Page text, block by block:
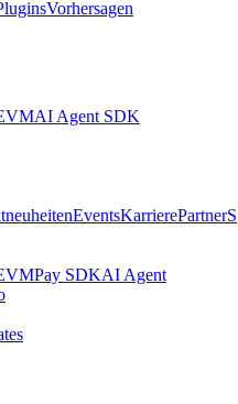
Vorhersagen
AI Agent SDK
EventsKarrierePartnerS
Pay SDKAI Agent